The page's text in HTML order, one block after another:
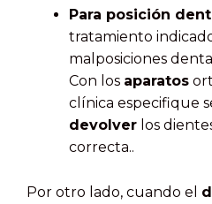
Para posición
tratamiento
malposiciones
Con los aparatos
clínica especifique
devolver los
correcta..
Por otro lado, cuando el